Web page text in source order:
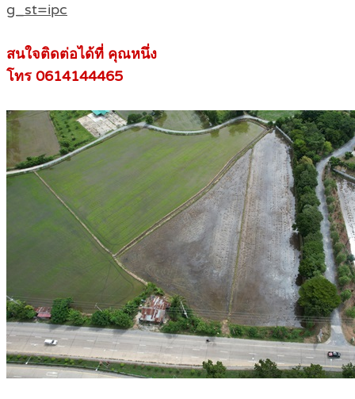
g_st=ipc
สนใจติดต่อได้ที่ คุณหนึ่ง
โทร 0614144465